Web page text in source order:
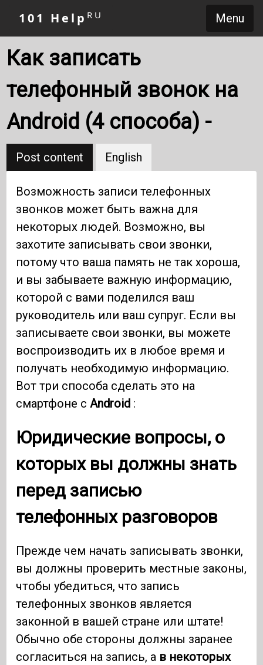
Menu
101 Help RU
Как записать
телефонный звонок на
Android (4 способа) -
Post content English
Возможность записи телефонных
звонков может быть важна для
некоторых людей. Возможно, вы
захотите записывать свои звонки,
потому что ваша память не так хороша,
и вы забываете важную информацию,
которой с вами поделился ваш
руководитель или ваш супруг. Если вы
записываете свои звонки, вы можете
воспроизводить их в любое время и
получать необходимую информацию.
Вот три способа сделать это на
смартфоне сAndroid :
Юридические вопросы, о
которых вы должны знать
перед записью
телефонных разговоров
Прежде чем начать записывать звонки,
вы должны проверить местные законы,
чтобы убедиться, что запись
телефонных звонков является
законной в вашей стране или штате!
Обычно обе стороны должны заранее
согласиться на запись, а в некоторых